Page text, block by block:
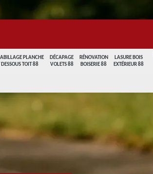
PLANCHE
DESSOUS TOIT 88
DÉCAPAGE
VOLETS 88
RÉNOVATION
BOISERIE 88
LASURE BOIS
EXTÉRIEUR 88